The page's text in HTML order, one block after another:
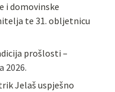
i domovinske
te 31. obljetnicu
prošlosti –
2026.
Jelaš uspješno